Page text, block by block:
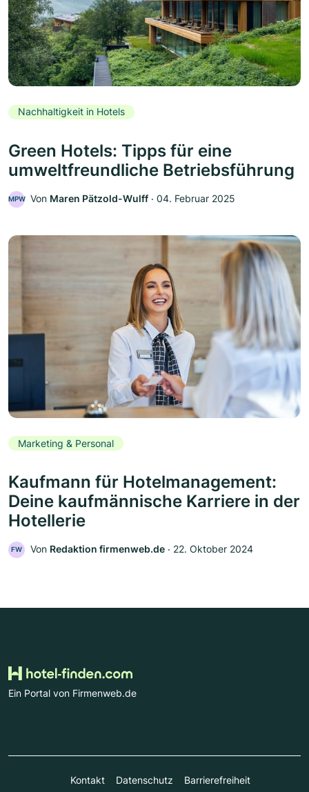
Nachhaltigkeit in Hotels
Green Hotels: Tipps für eine
umweltfreundliche Betriebsführung
MPW Von Maren Pätzold-Wulff ‧ 04. Februar 2025
Marketing & Personal
Kaufmann für Hotelmanagement:
Deine kaufmännische Karriere in der
Hotellerie
FW Von Redaktion firmenweb.de ‧ 22. Oktober 2024
Ein Portal von Firmenweb.de
Kontakt Datenschutz Barrierefreiheit